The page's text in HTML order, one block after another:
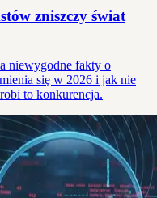
zniszczy świat
niewygodne fakty o
się w 2026 i jak nie
to konkurencja.